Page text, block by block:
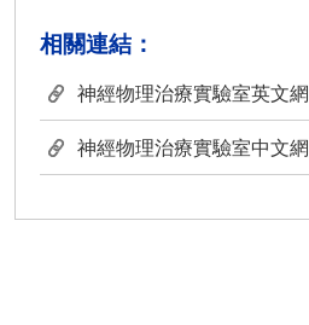
相關連結：
神經物理治療實驗室英文網
神經物理治療實驗室中文網